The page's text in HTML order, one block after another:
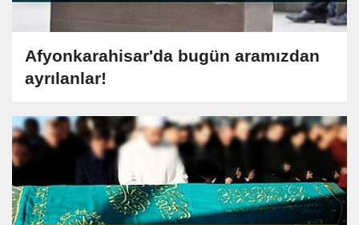
Afyonkarahisar'da bugün aramızdan
ayrılanlar!